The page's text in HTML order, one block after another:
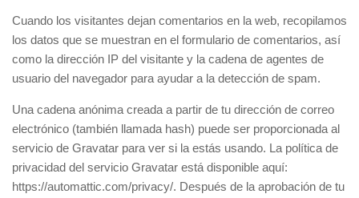
Cuando los visitantes dejan comentarios en la web, recopilamos
los datos que se muestran en el formulario de comentarios, así
como la dirección IP del visitante y la cadena de agentes de
usuario del navegador para ayudar a la detección de spam.
Una cadena anónima creada a partir de tu dirección de correo
electrónico (también llamada hash) puede ser proporcionada al
servicio de Gravatar para ver si la estás usando. La política de
privacidad del servicio Gravatar está disponible aquí:
https://automattic.com/privacy/. Después de la aprobación de tu